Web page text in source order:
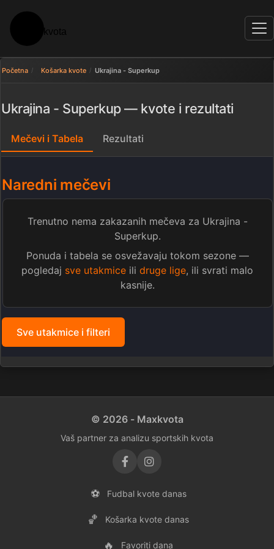
Početna Košarka kvote Ukrajina - Superkup
Ukrajina - Superkup — kvote i rezultati
Mečevi i Tabela Rezultati
Naredni mečevi
Trenutno nema zakazanih mečeva za Ukrajina -
Superkup.
Ponuda i tabela se osvežavaju tokom sezone —
pogledaj sve utakmice ili druge lige, ili svrati malo
kasnije.
Sve utakmice i filteri
© 2026 - Maxkvota
Vaš partner za analizu sportskih kvota
⚽ Fudbal kvote danas
🏀 Košarka kvote danas
🔥 Favoriti dana